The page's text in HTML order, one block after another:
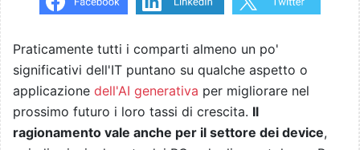
Praticamente tutti i comparti almeno un po'
significativi dell'IT puntano su qualche aspetto o
applicazione dell'AI generativa per migliorare nel
prossimo futuro i loro tassi di crescita. Il
ragionamento vale anche per il settore dei device,